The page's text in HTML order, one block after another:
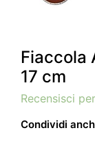
Fiaccola
17 cm
Recensisci
Condividi